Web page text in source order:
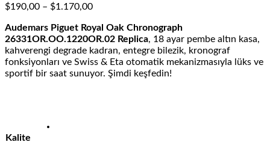
$190,00 – $1.170,00Fiyat
$190,00
-
$1.170,00
Audemars Piguet Royal Oak Chronograph
26331OR.OO.1220OR.02 Replica, 18 ayar pembe altın kasa,
kahverengi degrade kadran, entegre bilezik, kronograf
fonksiyonları ve Swiss & Eta otomatik mekanizmasıyla lüks ve
sportif bir saat sunuyor. Şimdi keşfedin!
Kalite